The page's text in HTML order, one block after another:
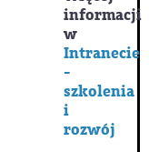
informacji
w
Intranecie
-
szkolenia
i
rozwój